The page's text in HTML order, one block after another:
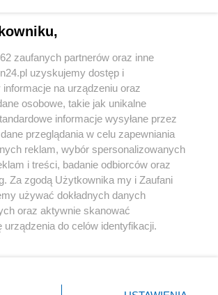
Facebook Instagram Youtube
zaufanych partnerów oraz inne
uzyskujemy dostęp i
na urządzeniu oraz
osobowe, takie jak unikalne
informacje wysyłane przez
przeglądania w celu zapewniania
reklam, wybór spersonalizowanych
i treści, badanie odbiorców oraz
Za zgodą Użytkownika my i Zaufani
używać dokładnych danych
oraz aktywnie skanować
do celów identyfikacji.
klikając przycisk ustawień prywatności